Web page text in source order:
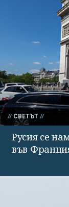
СВЕТЪТ
Русия се
във